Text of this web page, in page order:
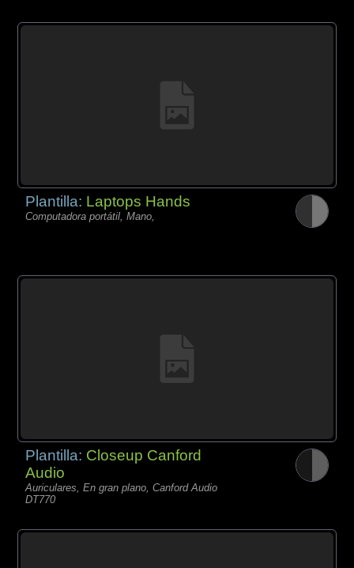
Plantilla: Laptops Hands
Computadora portátil, Mano,
Plantilla: Closeup Canford
Audio
Auriculares, En gran plano, Canford Audio
DT770